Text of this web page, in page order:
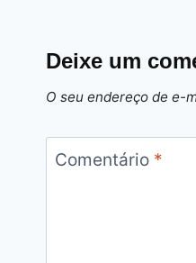
Deixe um
O seu endereço de e-
Comentário *